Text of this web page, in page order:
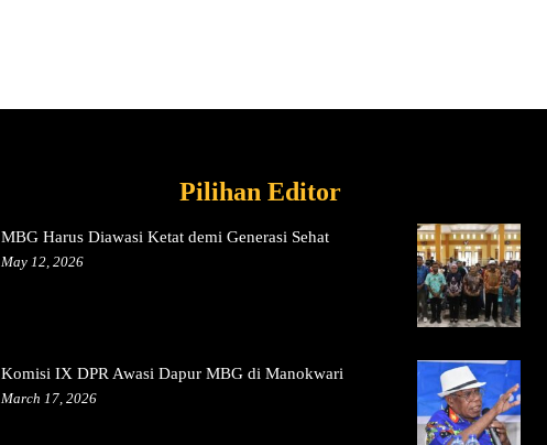
Pilihan Editor
MBG Harus Diawasi Ketat demi Generasi Sehat
May 12, 2026
Komisi IX DPR Awasi Dapur MBG di Manokwari
March 17, 2026